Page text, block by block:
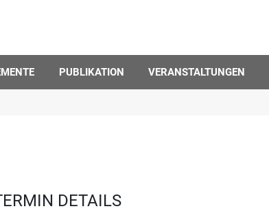
PUBLIKATION VERANSTALTUNGEN
DETAILS